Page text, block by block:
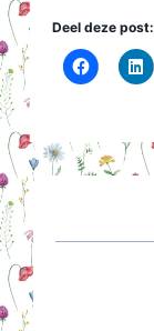
Deel deze post: